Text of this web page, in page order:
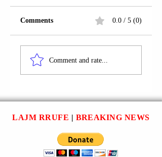
POPULLORE E
TË NDALOJNË
MENJËHERË SË
ARMATOSURI
TAJVANIN.
Comments 0.0 / 5 (0)
Comment and rate...
LAJM RRUFE | BREAKING NEWS